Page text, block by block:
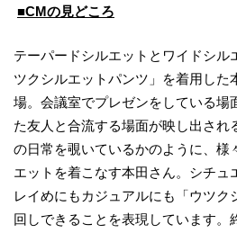
■CMの見どころ
テーパードシルエットとワイドシル
ツクシルエットパンツ」を着用した
場。会議室でプレゼンをしている場
た友人と合流する場面が映し出され
の日常を覗いているかのように、様
エットを着こなす本田さん。シチュ
レイめにもカジュアルにも「ウツク
回しできることを表現しています。